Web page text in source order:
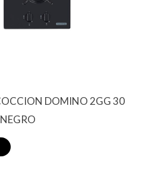
DOMINO 2GG 30